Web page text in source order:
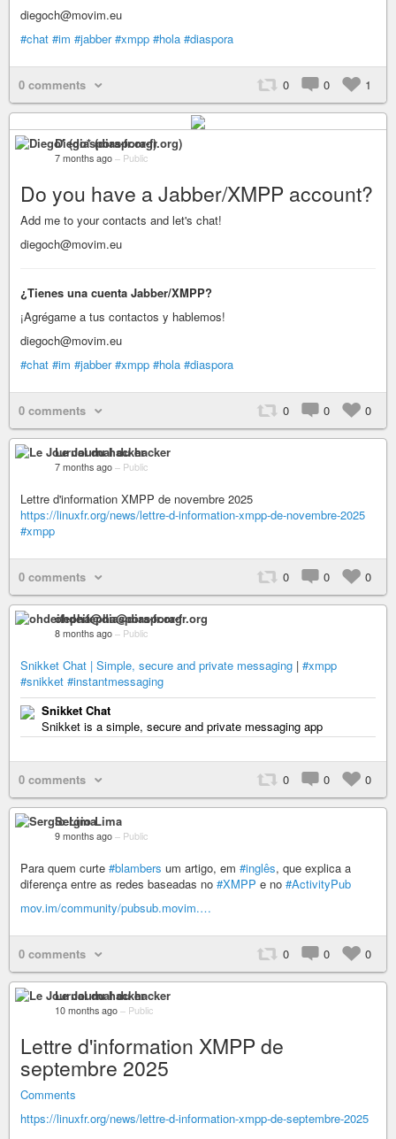
diegoch@movim.eu
#chat #im #jabber #xmpp #hola #diaspora
0 comments 0 0 1
Diego* (diaspora-fr.org)
7 months ago – Public
Do you have a Jabber/XMPP account?
Add me to your contacts and let's chat!
diegoch@movim.eu
¿Tienes una cuenta Jabber/XMPP?
¡Agrégame a tus contactos y hablemos!
diegoch@movim.eu
#chat #im #jabber #xmpp #hola #diaspora
0 comments 0 0 0
Le Journal du hacker
7 months ago – Public
Lettre d'information XMPP de novembre 2025
https://linuxfr.org/news/lettre-d-information-xmpp-de-novembre-2025
#xmpp
0 comments 0 0 0
ohdeifepha@diaspora-fr.org
8 months ago – Public
Snikket Chat | Simple, secure and private messaging | #xmpp
#snikket #instantmessaging
Snikket Chat
Snikket is a simple, secure and private messaging app
0 comments 0 0 0
Sergio Lima
9 months ago – Public
Para quem curte #blambers um artigo, em #inglês, que explica a
diferença entre as redes baseadas no #XMPP e no #ActivityPub
mov.im/community/pubsub.movim.…
0 comments 0 0 0
Le Journal du hacker
10 months ago – Public
Lettre d'information XMPP de
septembre 2025
Comments
https://linuxfr.org/news/lettre-d-information-xmpp-de-septembre-2025